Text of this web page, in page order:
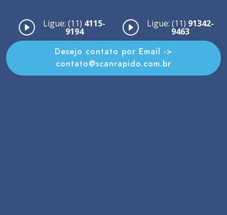
Ligue: (11) 4115-
9194
Ligue: (11) 91342-
9463
-
Desejo contato por Email ->
contato@scanrapido.com.br